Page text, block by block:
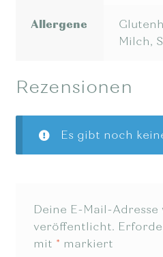
Allergene
Milch,
Rezensionen
Es gibt noch
Deine E-Mail-
veröffentlicht.
mit * markiert